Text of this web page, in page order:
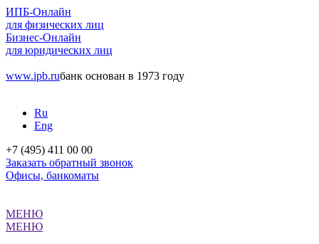
ИПБ-Онлайн
для физических лиц
Бизнес-Онлайн
для юридических лиц
www.ipb.ruбанк основан в 1973 году
Ru
Eng
+7 (495) 411 00 00
Заказать обратный звонок
Офисы, банкоматы
МЕНЮ
МЕНЮ